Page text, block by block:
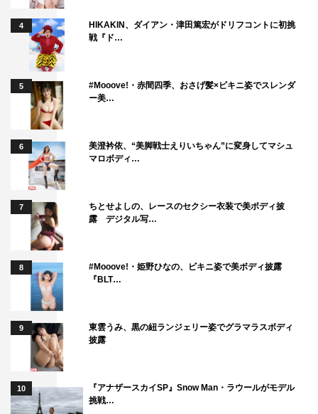
4
HIKAKIN、ダイアン・津田篤宏がドリフコントに初挑
戦『ド…
5
#Mooove!・赤間四季、おさげ髪×ビキニ姿でスレンダ
ー美…
6
美澄衿依、“美脚戦士えりいちゃん”に変身してマシュ
マロボディ…
7
ちとせよしの、レースのセクシー衣装で美ボディ披
露 デジタル写…
8
#Mooove!・姫野ひなの、ビキニ姿で美ボディ披露
『BLT…
9
東雲うみ、黒の紐ランジェリー姿でグラマラスボディ
披露
10
『アナザースカイSP』Snow Man・ラウールがモデル
挑戦…